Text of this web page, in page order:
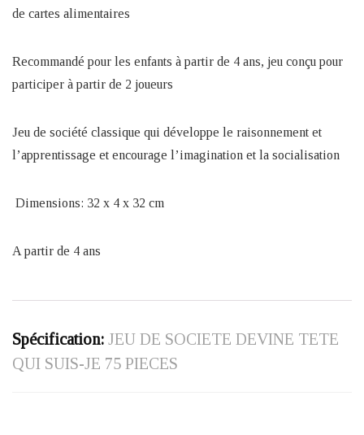
de cartes alimentaires
Recommandé pour les enfants à partir de 4 ans, jeu conçu pour
participer à partir de 2 joueurs
Jeu de société classique qui développe le raisonnement et
l’apprentissage et encourage l’imagination et la socialisation
‎ Dimensions: 32 x 4 x 32 cm
A partir de 4 ans
Spécification: JEU DE SOCIETE DEVINE TETE
QUI SUIS-JE 75 PIECES